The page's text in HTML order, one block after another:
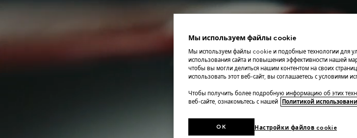
Мы используем файлы cookie
Мы используем файлы cookie и подобные технологии для
использования сайта и повышения эффективности нашей
чтобы вы могли делиться нашим контентом на своих
использовать этот веб-сайт, вы соглашаетесь с условиями
Чтобы получить более подробную информацию об этих
веб-сайте, ознакомьтесь с нашей
Политикой
Настройки файлов cookie
OK